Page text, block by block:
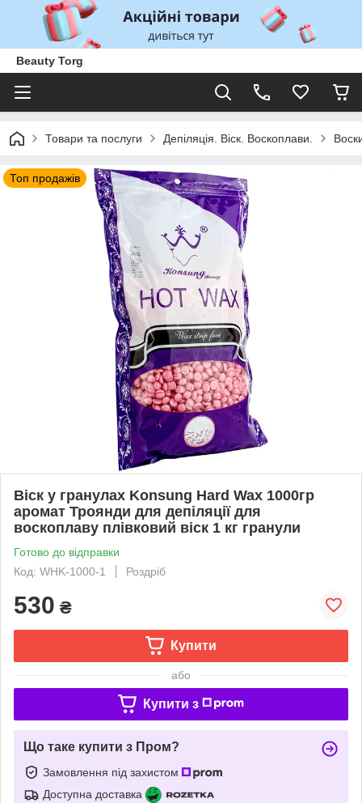
Beauty Torg
Товари та послуги Депіляція. Віск. Воскоплави.
Топ продажів
Віск у гранулах Konsung Hard Wax 1000гр
аромат Троянди для депіляції для
воскоплаву плівковий віск 1 кг гранули
Готово до відправки
Код: WHK-1000-1
Роздріб
530 ₴
Купити
або
Купити з
Що таке купити з Пром?
Замовлення під захистом
Доступна доставка